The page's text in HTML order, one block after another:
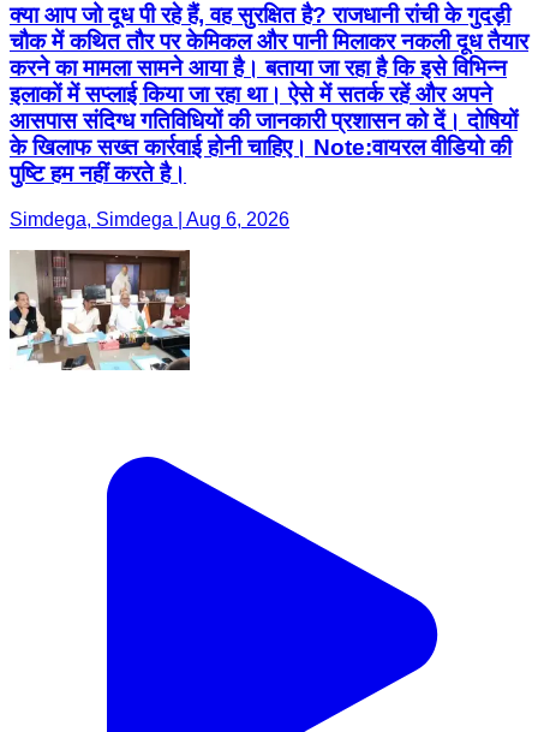
क्या आप जो दूध पी रहे हैं, वह सुरक्षित है? राजधानी रांची के गुदड़ी
चौक में कथित तौर पर केमिकल और पानी मिलाकर नकली दूध तैयार
करने का मामला सामने आया है। बताया जा रहा है कि इसे विभिन्न
इलाकों में सप्लाई किया जा रहा था। ऐसे में सतर्क रहें और अपने
आसपास संदिग्ध गतिविधियों की जानकारी प्रशासन को दें। दोषियों
के खिलाफ सख्त कार्रवाई होनी चाहिए। Note:वायरल वीडियो की
पुष्टि हम नहीं करते है।
Simdega, Simdega | Aug 6, 2026